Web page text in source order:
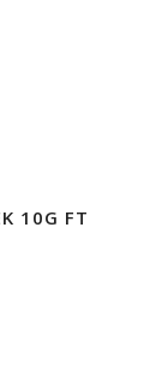
10G FT